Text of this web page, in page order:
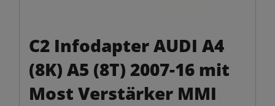
C2 Infodapter AUDI A4
(8K) A5 (8T) 2007-16 mit
Most Verstärker MMI